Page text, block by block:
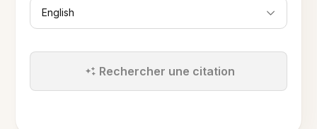
English
Rechercher une citation